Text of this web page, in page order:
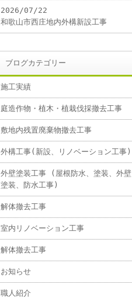
2026/07/22
和歌山市西庄地内外構新設工事
ブログカテゴリー
施工実績
庭造作物・植木・植栽伐採撤去工事
敷地内残置廃棄物撤去工事
外構工事(新設、リノベーション工事)
外壁塗装工事 (屋根防水、塗装、外壁
塗装、防水工事)
解体撤去工事
室内リノベーション工事
解体撤去工事
お知らせ
職人紹介